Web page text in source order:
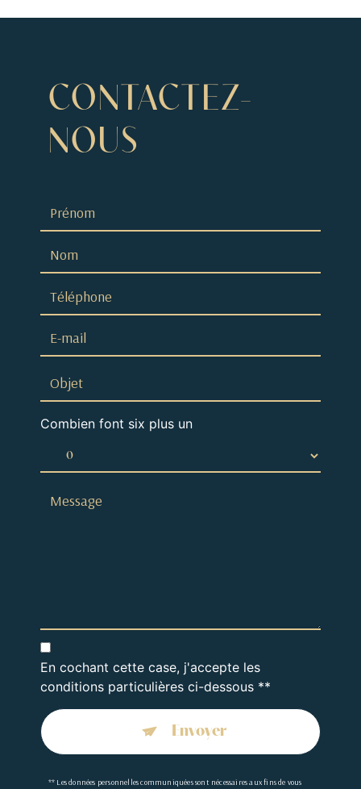
CONTACTEZ-
NOUS
Combien font six plus un
En cochant cette case, j'accepte les
conditions particulières ci-dessous **
Envoyer
** Les données personnelles communiquées sont nécessaires aux fins de vous